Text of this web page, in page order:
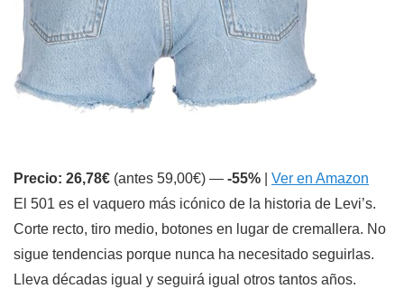
Precio: 26,78€ (antes 59,00€) — -55%
Ver en Amazon
El 501 es el vaquero más icónico de la historia de Levi’s.
Corte recto, tiro medio, botones en lugar de cremallera. No
sigue tendencias porque nunca ha necesitado seguirlas.
Lleva décadas igual y seguirá igual otros tantos años.